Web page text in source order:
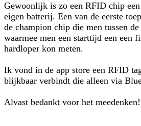
Gewoonlijk is zo een RFID chip
eigen batterij. Een van de eerste
de champion chip die men tussen
waarmee men een starttijd een een
hardloper kon meten.
Ik vond in de app store een RFID
blijkbaar verbindt die alleen via
Alvast bedankt voor het meedenken!